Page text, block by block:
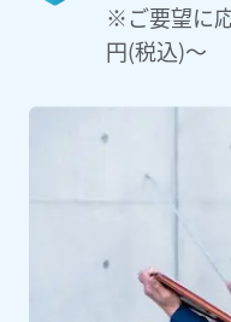
※ご要望に
円(税込)～